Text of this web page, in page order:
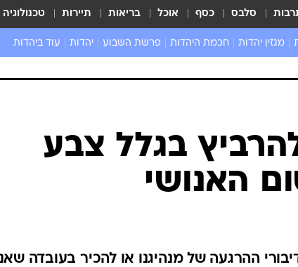
סלבס כסף אוכל בריאות תיירות טכנולוגיה
מגזין יהדות חכמת היהדות פרשת השבוע יהדות עוד ביהדות
בגלל צבע
האנושי
ההרגעה של מנהיגנו או להכיר בעובדה